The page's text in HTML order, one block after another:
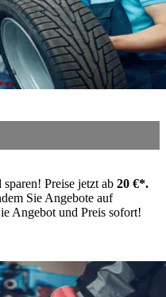
Preise jetzt ab 20 €*.
Sie Angebote auf
Angebot und Preis sofort!